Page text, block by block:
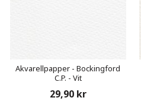
Akvarellpapper - Bockingford
C.P. - Vit
29,90 kr